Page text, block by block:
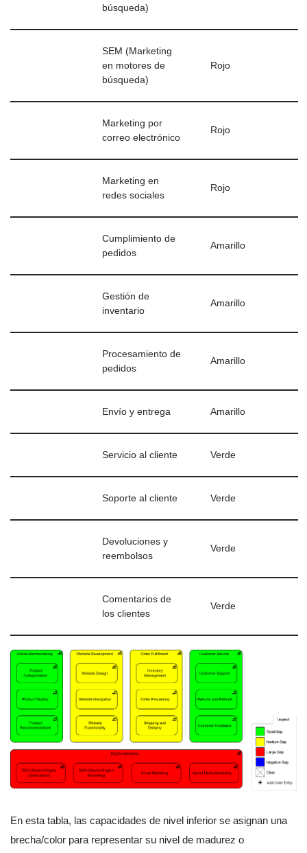
búsqueda)
SEM (Marketing
en motores de
búsqueda)
Rojo
Marketing por
correo electrónico
Rojo
Marketing en
redes sociales
Rojo
Cumplimiento de
pedidos
Amarillo
Gestión de
inventario
Amarillo
Procesamiento de
pedidos
Amarillo
Envío y entrega Amarillo
Servicio al cliente Verde
Soporte al cliente Verde
Devoluciones y
reembolsos
Verde
Comentarios de
los clientes
Verde
En esta tabla, las capacidades de nivel inferior se asignan una
brecha/color para representar su nivel de madurez o